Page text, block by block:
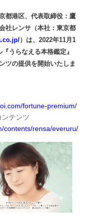
都港区、代表取締役：鷹
社レンサ（本社：東京都
）は、2022年11月1
うらなえる本格鑑定』
ツの提供を開始いたしま
fortune-premium/
テンツ
contents/rensa/everuru/